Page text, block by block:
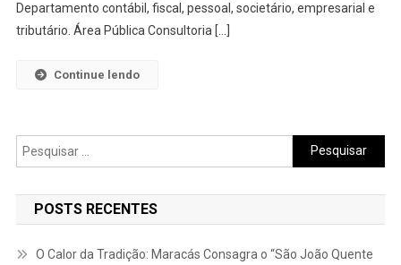
Departamento contábil, fiscal, pessoal, societário, empresarial e
tributário. Área Pública Consultoria […]
Continue lendo
Pesquisar
por:
POSTS RECENTES
O Calor da Tradição: Maracás Consagra o “São João Quente